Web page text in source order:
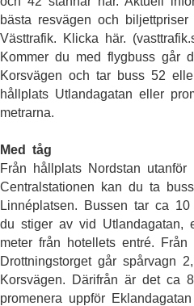
bästa resvägen och
Västtrafik. Klicka här.
Kommer du med flygbuss går
Korsvägen och tar buss 52
hållplats Utlandagatan eller
metrarna.
Med tåg
Från hållplats Nordstan utanför
Centralstationen kan du ta
Linnéplatsen. Bussen tar ca
du stiger av vid Utlandagatan,
meter från hotellets entré. Från
Drottningstorget går spårvagn
Korsvägen. Därifrån är det ca
promenera uppför